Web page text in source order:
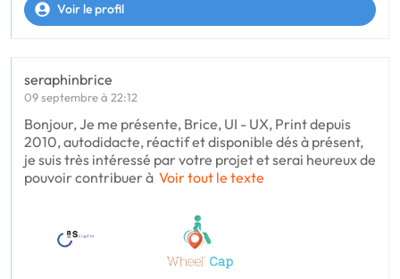
Voir le profil
seraphinbrice
09 septembre à 22:12
Bonjour, Je me présente, Brice, UI - UX, Print depuis
2010, autodidacte, réactif et disponible dés à présent,
je suis très intéressé par votre projet et serai heureux de
pouvoir contribuer à Voir tout le texte